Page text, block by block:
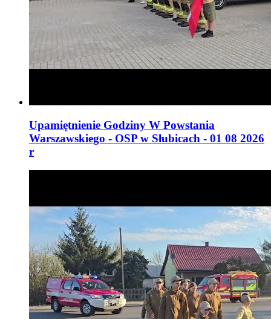
Upamiętnienie Godziny W Powstania
Warszawskiego - OSP w Słubicach - 01 08 2026
r